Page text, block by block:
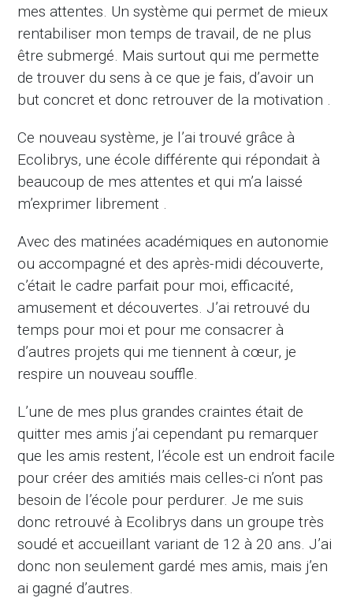
mes attentes. Un système qui permet de mieux
rentabiliser mon temps de travail, de ne plus
être submergé. Mais surtout qui me permette
de trouver du sens à ce que je fais, d’avoir un
but concret et donc retrouver de la motivation .
Ce nouveau système, je l’ai trouvé grâce à
Ecolibrys, une école différente qui répondait à
beaucoup de mes attentes et qui m’a laissé
m’exprimer librement .
Avec des matinées académiques en autonomie
ou accompagné et des après-midi découverte,
c’était le cadre parfait pour moi, efficacité,
amusement et découvertes. J’ai retrouvé du
temps pour moi et pour me consacrer à
d’autres projets qui me tiennent à cœur, je
respire un nouveau souffle.
L’une de mes plus grandes craintes était de
quitter mes amis j’ai cependant pu remarquer
que les amis restent, l’école est un endroit facile
pour créer des amitiés mais celles-ci n’ont pas
besoin de l’école pour perdurer. Je me suis
donc retrouvé à Ecolibrys dans un groupe très
soudé et accueillant variant de 12 à 20 ans. J’ai
donc non seulement gardé mes amis, mais j’en
ai gagné d’autres.